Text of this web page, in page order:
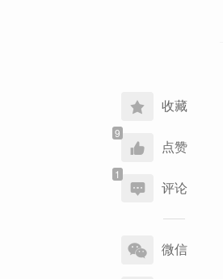
收藏
点赞
评论
享
到
微信